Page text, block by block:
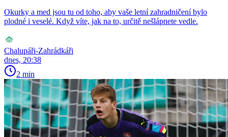
Okurky a med jsou tu od toho, aby vaše letní zahradničení bylo
plodné i veselé. Když víte, jak na to, určitě nešlápnete vedle.
Chalupáři-Zahrádkáři
dnes, 20:38
2 min